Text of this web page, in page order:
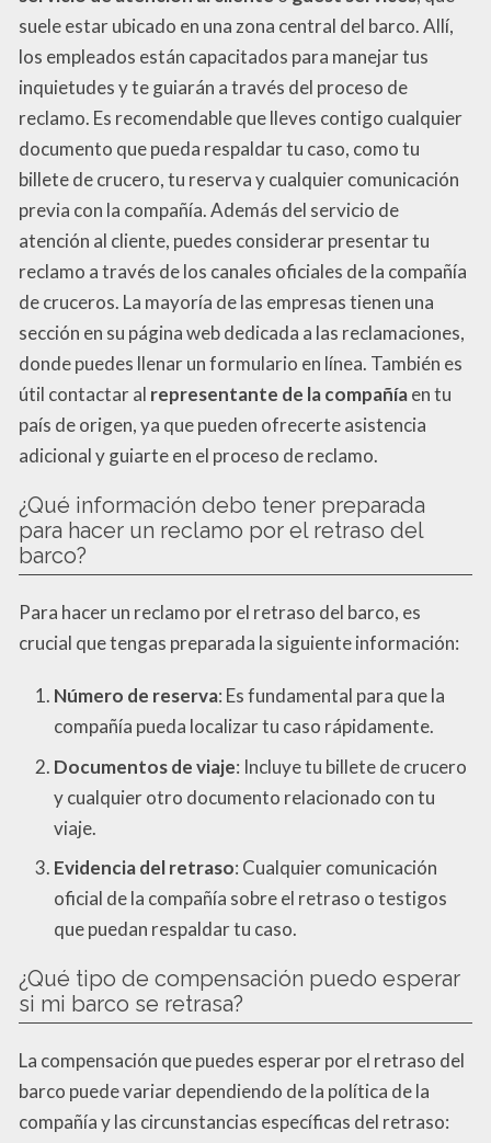
suele estar ubicado en una zona central del barco. Allí,
los empleados están capacitados para manejar tus
inquietudes y te guiarán a través del proceso de
reclamo. Es recomendable que lleves contigo cualquier
documento que pueda respaldar tu caso, como tu
billete de crucero, tu reserva y cualquier comunicación
previa con la compañía. Además del servicio de
atención al cliente, puedes considerar presentar tu
reclamo a través de los canales oficiales de la compañía
de cruceros. La mayoría de las empresas tienen una
sección en su página web dedicada a las reclamaciones,
donde puedes llenar un formulario en línea. También es
útil contactar al representante de la compañíaen tu
país de origen, ya que pueden ofrecerte asistencia
adicional y guiarte en el proceso de reclamo.
¿Qué información debo tener preparada
para hacer un reclamo por el retraso del
barco?
Para hacer un reclamo por el retraso del barco, es
crucial que tengas preparada la siguiente información:
Número de reserva: Es fundamental para que la
compañía pueda localizar tu caso rápidamente.
Documentos de viaje: Incluye tu billete de crucero
y cualquier otro documento relacionado con tu
viaje.
Evidencia del retraso: Cualquier comunicación
oficial de la compañía sobre el retraso o testigos
que puedan respaldar tu caso.
¿Qué tipo de compensación puedo esperar
si mi barco se retrasa?
La compensación que puedes esperar por el retraso del
barco puede variar dependiendo de la política de la
compañía y las circunstancias específicas del retraso: